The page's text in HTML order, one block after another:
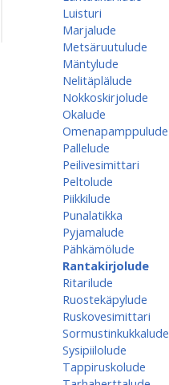
Luisturi
Marjalude
Metsäruutulude
Mäntylude
Nelitäplälude
Nokkoskirjolude
Okalude
Omenapamppulude
Pallelude
Peilivesimittari
Peltolude
Piikkilude
Punalatikka
Pyjamalude
Pähkämölude
Rantakirjolude
Ritarilude
Ruostekäpylude
Ruskovesimittari
Sormustinkukkalude
Sysipiilolude
Tappiruskolude